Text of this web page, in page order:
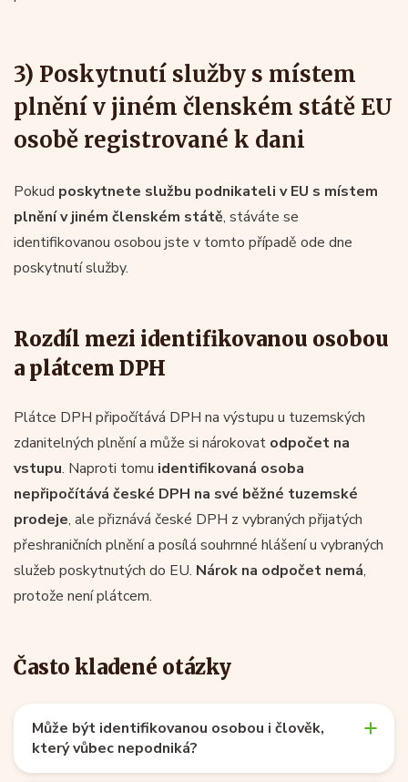
3) Poskytnutí služby s místem
plnění v jiném členském státě EU
osobě registrované k dani
Pokud poskytnete službu podnikateli v EU s místem
plnění v jiném členském státě, stáváte se
identifikovanou osobou jste v tomto případě ode dne
poskytnutí služby.
Rozdíl mezi identifikovanou osobou
a plátcem DPH
Plátce DPH připočítává DPH na výstupu u tuzemských
zdanitelných plnění a může si nárokovat odpočet na
vstupu. Naproti tomu identifikovaná osoba
nepřipočítává české DPH na své běžné tuzemské
prodeje, ale přiznává české DPH z vybraných přijatých
přeshraničních plnění a posílá souhrnné hlášení u vybraných
služeb poskytnutých do EU. Nárok na odpočet nemá,
protože není plátcem.
Často kladené otázky
Může být identifikovanou osobou i člověk,
který vůbec nepodniká?